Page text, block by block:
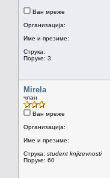
Ван мреже
Организација:
Име и презиме:
Струка:
Поруке: 3
Mirela
члан
Ван мреже
Организација:
Име и презиме:
Струка: student knjizevnosti
Поруке: 60